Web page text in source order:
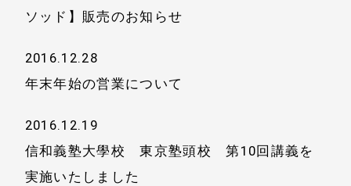
ソッド】販売のお知らせ
2016.12.28
年末年始の営業について
2016.12.19
信和義塾大學校 東京塾頭校 第10回講義を
実施いたしました